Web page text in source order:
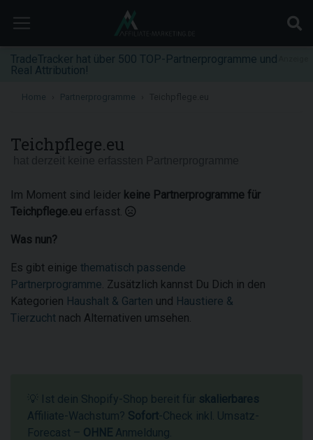
TradeTracker hat über 500 TOP-Partnerprogramme und
Real Attribution!
Home Partnerprogramme
Teichpflege.eu
Im Moment sind leider keine Partnerprogramme für
Teichpflege.eu erfasst.
Was nun?
Es gibt einige thematisch passende
Partnerprogramme. Zusätzlich kannst Du Dich in den
Kategorien Haushalt & Garten und Haustiere &
Tierzucht nach Alternativen umsehen.
💡 Ist dein Shopify-Shop bereit für skalierbares
Affiliate-Wachstum? Sofort-Check inkl. Umsatz-
Forecast – OHNE Anmeldung.